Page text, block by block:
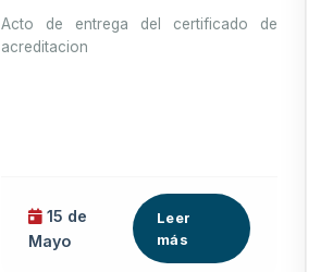
Acto de entrega del certificado de
acreditacion
15 de
Mayo
Leer
más